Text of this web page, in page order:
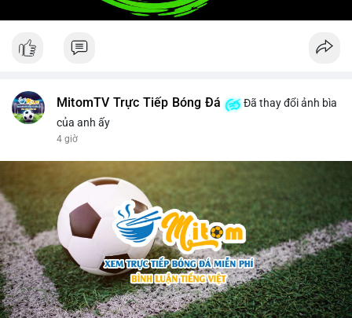
MitomTV Trực Tiếp Bóng Đá
Đã thay đổi ảnh bìa
của anh ấy
4 giờ